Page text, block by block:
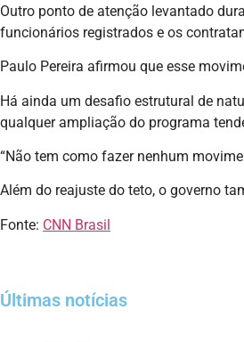
Outro ponto de atenção levantado
funcionários registrados e os
Paulo Pereira afirmou que esse
Há ainda um desafio estrutural de
qualquer ampliação do programa
“Não tem como fazer nenhum
Além do reajuste do teto, o governo
Fonte: CNN Brasil
Últimas notícias